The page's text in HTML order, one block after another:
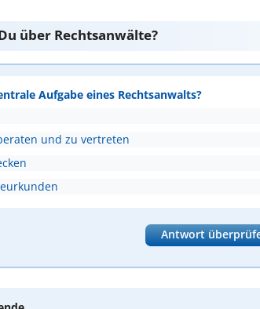
über Rechtsanwälte?
Aufgabe eines Rechtsanwalts?
und zu vertreten
Antwort